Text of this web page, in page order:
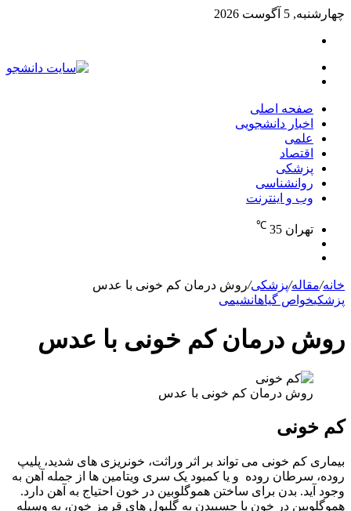
چهارشنبه, 5 آگوست 2026
صفحه اصلی
اخبار دانشجویی
علمی
اقتصاد
پزشکی
روانشناسی
وب و اینترنت
تهران 35
℃
خانه/مقاله/پزشکی/روش درمان کم خونی با عدس
پزشکیخواص گیاهانشیمی
روش درمان کم خونی با عدس
روش درمان کم خونی با عدس
کم خونی
بیماری کم خونی می تواند بر اثر وراثت، خونریزی های شدید، پلیپ
روده، سرطان روده و یا کمبود یک سری ویتامین ها از جمله آهن به
وجود آید. بدن برای ساختن هموگلوبین در خون احتیاج به آهن دارد.
هموگلوبین در خون با چسبیدن به گلبول های قرمز خون، به وسیله